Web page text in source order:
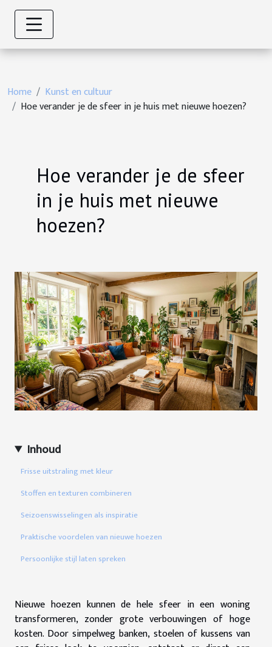
Home
Kunst en cultuur
Hoe verander je de sfeer in je huis met nieuwe hoezen?
Hoe verander je de sfeer
in je huis met nieuwe
hoezen?
Inhoud
Frisse uitstraling met kleur
Stoffen en texturen combineren
Seizoenswisselingen als inspiratie
Praktische voordelen van nieuwe hoezen
Persoonlijke stijl laten spreken
Nieuwe hoezen kunnen de hele sfeer in een woning
transformeren, zonder grote verbouwingen of hoge
kosten. Door simpelweg banken, stoelen of kussens van